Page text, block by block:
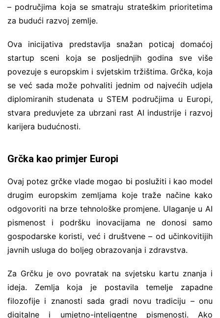
– područjima koja se smatraju strateškim prioritetima
za budući razvoj zemlje.
Ova inicijativa predstavlja snažan poticaj domaćoj
startup sceni koja se posljednjih godina sve više
povezuje s europskim i svjetskim tržištima. Grčka, koja
se već sada može pohvaliti jednim od najvećih udjela
diplomiranih studenata u STEM područjima u Europi,
stvara preduvjete za ubrzani rast AI industrije i razvoj
karijera budućnosti.
Grčka kao primjer Europi
Ovaj potez grčke vlade mogao bi poslužiti i kao model
drugim europskim zemljama koje traže načine kako
odgovoriti na brze tehnološke promjene. Ulaganje u AI
pismenost i podršku inovacijama ne donosi samo
gospodarske koristi, već i društvene – od učinkovitijih
javnih usluga do boljeg obrazovanja i zdravstva.
Za Grčku je ovo povratak na svjetsku kartu znanja i
ideja. Zemlja koja je postavila temelje zapadne
filozofije i znanosti sada gradi novu tradiciju – onu
digitalne i umjetno-inteligentne pismenosti. Ako